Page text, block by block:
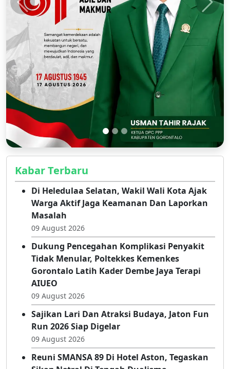
Kabar Terbaru
Di Heledulaa Selatan, Wakil Wali Kota Ajak
Warga Aktif Jaga Keamanan Dan Laporkan
Masalah
09 August 2026
Dukung Pencegahan Komplikasi Penyakit
Tidak Menular, Poltekkes Kemenkes
Gorontalo Latih Kader Dembe Jaya Terapi
AIUEO
09 August 2026
Sajikan Lari Dan Atraksi Budaya, Jaton Fun
Run 2026 Siap Digelar